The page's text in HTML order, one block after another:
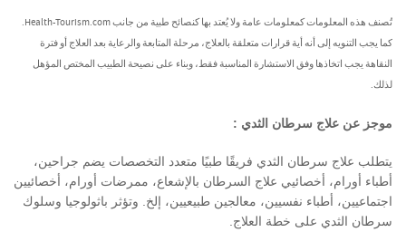
تُصنف هذه المعلومات كمعلومات عامة ولا يُعتد بها كنصائح طبية من جانب Health-Tourism.com.
كما يجب التنويه إلى أنه أية قرارات متعلقة بالعلاج، مرحلة المتابعة والرعاية بعد العلاج أو فترة
النقاهة يجب اتخاذها وفق الاستشارة المناسبة فقط، وبناء على نصيحة الطبيب المختص المؤهل
لذلك.
موجز عن علاج سرطان الثدي :
يتطلب علاج سرطان الثدي فريقًا طبيًا متعدد التخصصات يضم جراحين،
أطباء أورام، أخصائيي علاج السرطان بالإشعاع، ممرضات أورام، أخصائيين
اجتماعيين، أطباء نفسيين، معالجين طبيعيين، إلخ. وتؤثر باثولوجيا وسلوك
سرطان الثدي على خطة العلاج.